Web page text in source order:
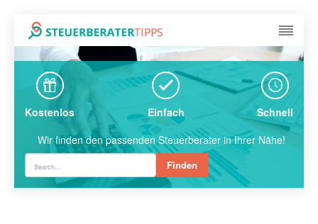
Kostenlos Einfach
Schnell
Wir finden den passenden Steuerberater in Ihrer Nähe!
Finden